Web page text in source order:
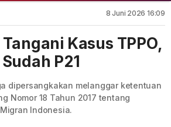
8 Juni 2026 16:09
Kasus TPPO,
P21
dipersangkakan melanggar ketentuan
Nomor 18 Tahun 2017 tentang
Indonesia.